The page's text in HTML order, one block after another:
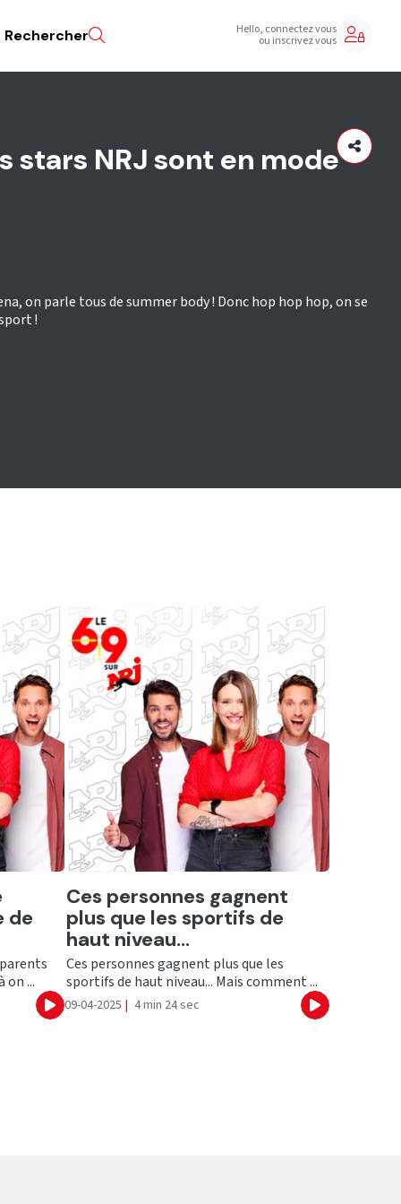
Rechercher Hello, connectez vous
ou inscrivez vous
stars NRJ sont en mode
on parle tous de summer body ! Donc hop hop hop, on se
!
de
...
Ecouter
Ecouter
Ces personnes gagnent
plus que les sportifs de
haut niveau...
Ces personnes gagnent plus que les
sportifs de haut niveau... Mais comment ...
09-04-2025 | 4 min 24 sec Ecouter